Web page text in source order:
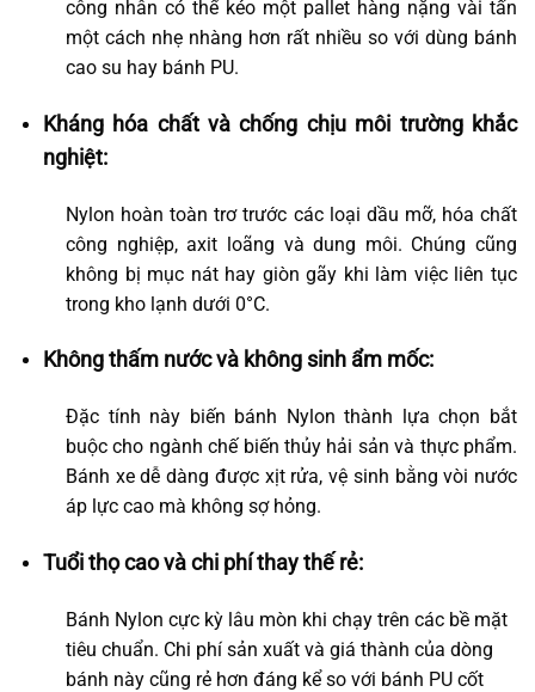
công nhân có thể kéo một pallet hàng nặng vài tấn
một cách nhẹ nhàng hơn rất nhiều so với dùng bánh
cao su hay bánh PU.
Kháng hóa chất và chống chịu môi trường khắc
nghiệt:
Nylon hoàn toàn trơ trước các loại dầu mỡ, hóa chất
công nghiệp, axit loãng và dung môi. Chúng cũng
không bị mục nát hay giòn gãy khi làm việc liên tục
trong kho lạnh dưới 0°C.
Không thấm nước và không sinh ẩm mốc:
Đặc tính này biến bánh Nylon thành lựa chọn bắt
buộc cho ngành chế biến thủy hải sản và thực phẩm.
Bánh xe dễ dàng được xịt rửa, vệ sinh bằng vòi nước
áp lực cao mà không sợ hỏng.
Tuổi thọ cao và chi phí thay thế rẻ:
Bánh Nylon cực kỳ lâu mòn khi chạy trên các bề mặt
tiêu chuẩn. Chi phí sản xuất và giá thành của dòng
bánh này cũng rẻ hơn đáng kể so với bánh PU cốt